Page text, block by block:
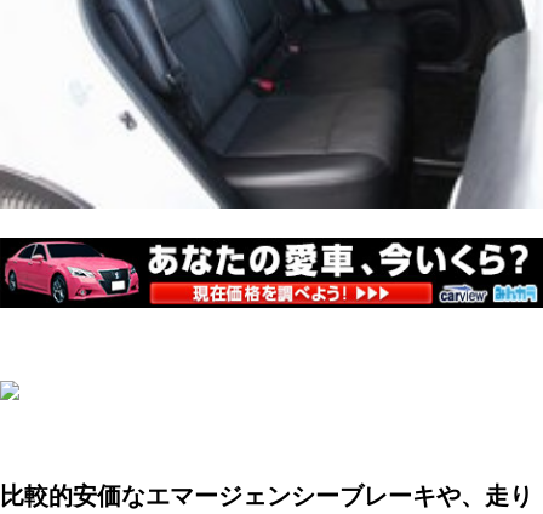
比較的安価なエマージェンシーブレーキや、走り